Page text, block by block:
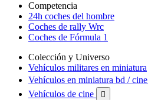
Competencia
24h coches del hombre
Coches de rally Wrc
Coches de Fórmula 1
Colección y Universo
Vehículos militares en miniatura
Vehículos en miniatura bd / cine
Vehículos de cine 